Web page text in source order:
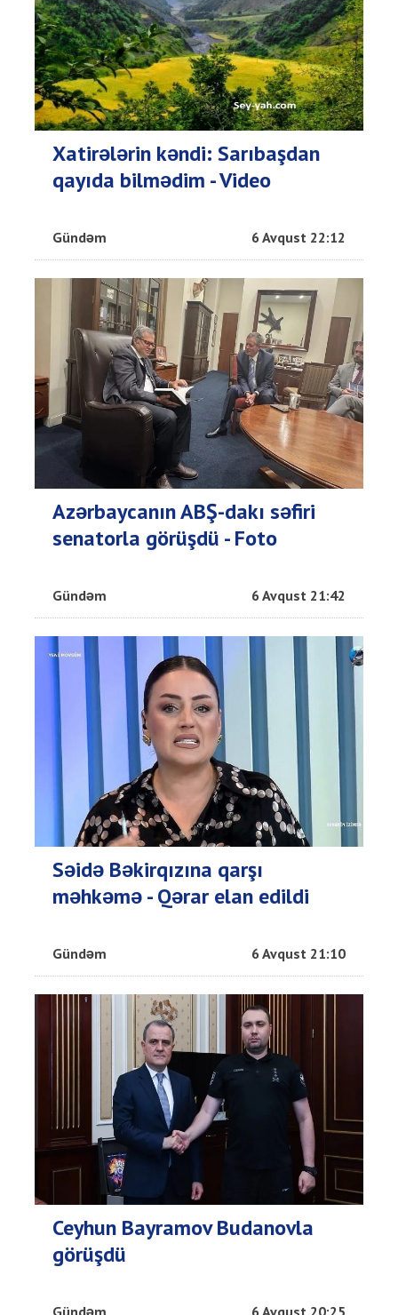
Xatirələrin kəndi: Sarıbaşdan
qayıda bilmədim - Video
Gündəm 6 Avqust 22:12
Azərbaycanın ABŞ-dakı səfiri
senatorla görüşdü - Foto
Gündəm 6 Avqust 21:42
Səidə Bəkirqızına qarşı
məhkəmə - Qərar elan edildi
Gündəm 6 Avqust 21:10
Ceyhun Bayramov Budanovla
görüşdü